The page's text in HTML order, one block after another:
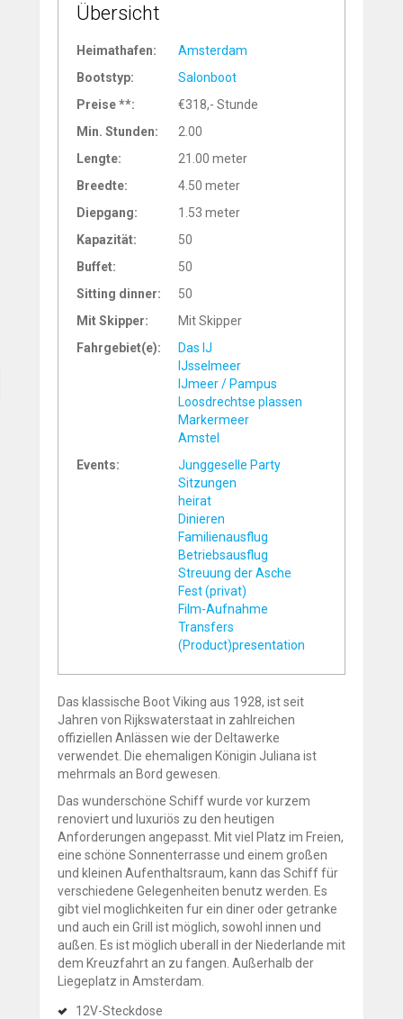
Übersicht
Heimathafen:
Amsterdam
Bootstyp:
Salonboot
Preise **:
€318,- Stunde
Min. Stunden:
2.00
Lengte:
21.00 meter
Breedte:
4.50 meter
Diepgang:
1.53 meter
Kapazität:
50
Buffet:
50
Sitting dinner:
50
Mit Skipper:
Mit Skipper
Fahrgebiet(e):
Das IJ
IJsselmeer
IJmeer / Pampus
Loosdrechtse plassen
Markermeer
Amstel
Events:
Junggeselle Party
Sitzungen
heirat
Dinieren
Familienausflug
Betriebsausflug
Streuung der Asche
Fest (privat)
Film-Aufnahme
Transfers
(Product)presentation
Das klassische Boot Viking aus 1928, ist seit
Jahren von Rijkswaterstaat in zahlreichen
offiziellen Anlässen wie der Deltawerke
verwendet. Die ehemaligen Königin Juliana ist
mehrmals an Bord gewesen.
Das wunderschöne Schiff wurde vor kurzem
renoviert und luxuriös zu den heutigen
Anforderungen angepasst. Mit viel Platz im Freien,
eine schöne Sonnenterrasse und einem großen
und kleinen Aufenthaltsraum, kann das Schiff für
verschiedene Gelegenheiten benutz werden. Es
gibt viel moglichkeiten fur ein diner oder getranke
und auch ein Grill ist möglich, sowohl innen und
außen. Es ist möglich uberall in der Niederlande mit
dem Kreuzfahrt an zu fangen. Außerhalb der
Liegeplatz in Amsterdam.
12V-Steckdose